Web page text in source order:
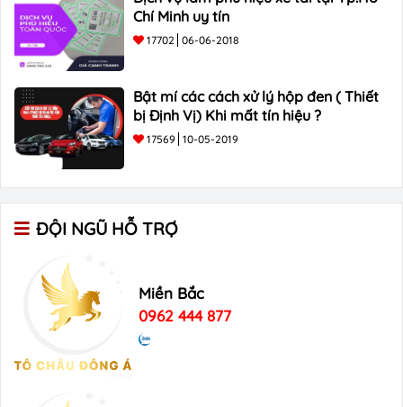
Chí Minh uy tín
17702 06-06-2018
Bật mí các cách xử lý hộp đen ( Thiết
bị Định Vị) Khi mất tín hiệu ?
17569 10-05-2019
ĐỘI NGŨ HỖ TRỢ
Miền Bắc
0962 444 877